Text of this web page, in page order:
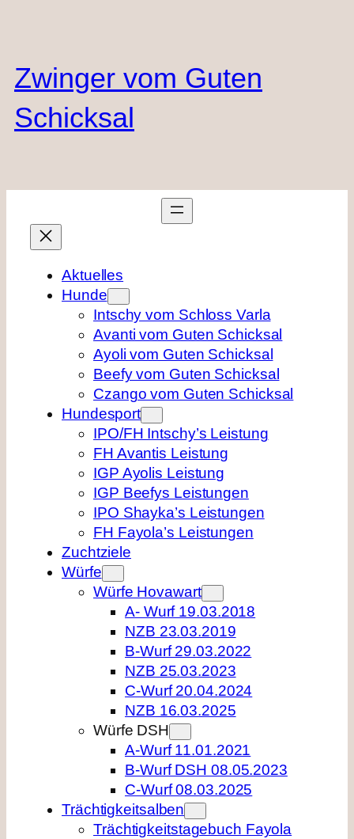
Zwinger vom Guten
Schicksal
Aktuelles
Hunde
Intschy vom Schloss Varla
Avanti vom Guten Schicksal
Ayoli vom Guten Schicksal
Beefy vom Guten Schicksal
Czango vom Guten Schicksal
Hundesport
IPO/FH Intschy’s Leistung
FH Avantis Leistung
IGP Ayolis Leistung
IGP Beefys Leistungen
IPO Shayka’s Leistungen
FH Fayola’s Leistungen
Zuchtziele
Würfe
Würfe Hovawart
A- Wurf 19.03.2018
NZB 23.03.2019
B-Wurf 29.03.2022
NZB 25.03.2023
C-Wurf 20.04.2024
NZB 16.03.2025
Würfe DSH
A-Wurf 11.01.2021
B-Wurf DSH 08.05.2023
C-Wurf 08.03.2025
Trächtigkeitsalben
Trächtigkeitstagebuch Fayola